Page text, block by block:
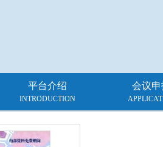
平台介绍
INTRODUCTION
会议申